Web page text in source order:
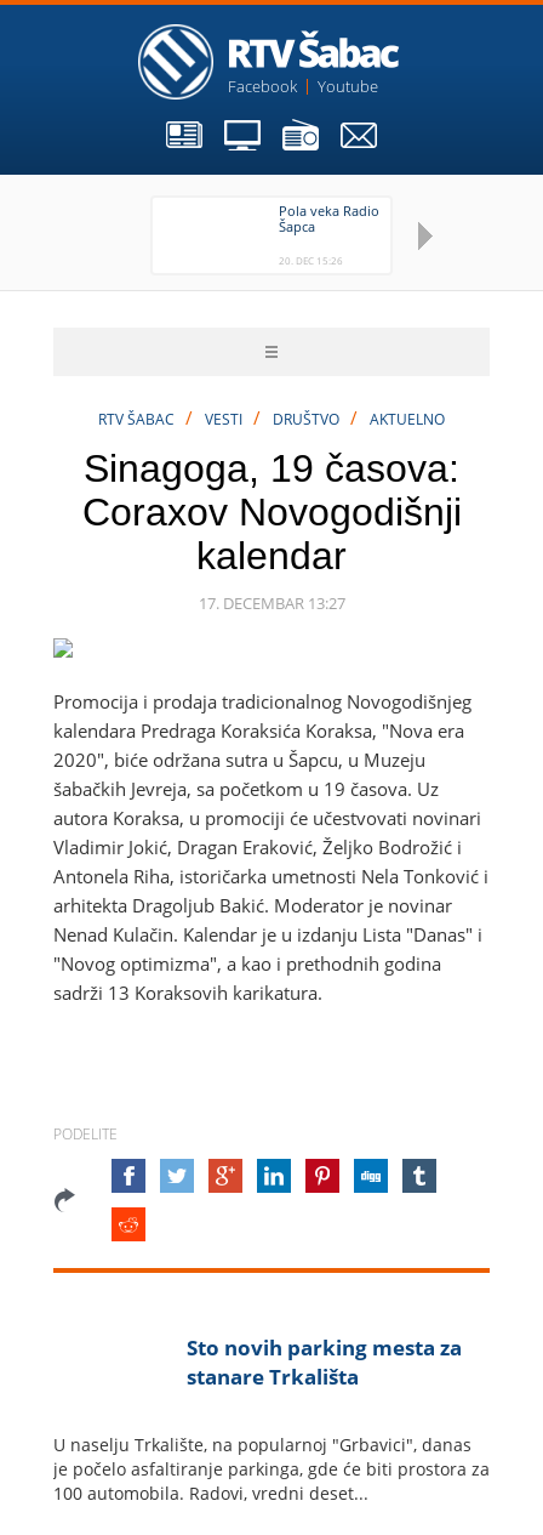
Facebook Youtube
Pola veka Radio
Šapca
20. DEC 15:26
RTV ŠABAC / VESTI / DRUŠTVO / AKTUELNO
Sinagoga, 19 časova:
Coraxov Novogodišnji
kalendar
17. DECEMBAR 13:27
Promocija i prodaja tradicionalnog Novogodišnjeg
kalendara Predraga Koraksića Koraksa, "Nova era
2020", biće održana sutra u Šapcu, u Muzeju
šabačkih Jevreja, sa početkom u 19 časova. Uz
autora Koraksa, u promociji će učestvovati novinari
Vladimir Jokić, Dragan Eraković, Željko Bodrožić i
Antonela Riha, istoričarka umetnosti Nela Tonković i
arhitekta Dragoljub Bakić. Moderator je novinar
Nenad Kulačin. Kalendar je u izdanju Lista "Danas" i
"Novog optimizma", a kao i prethodnih godina
sadrži 13 Koraksovih karikatura.
PODELITE
Sto novih parking mesta za
stanare Trkališta
U naselju Trkalište, na popularnoj "Grbavici", danas
je počelo asfaltiranje parkinga, gde će biti prostora za
100 automobila. Radovi, vredni deset...